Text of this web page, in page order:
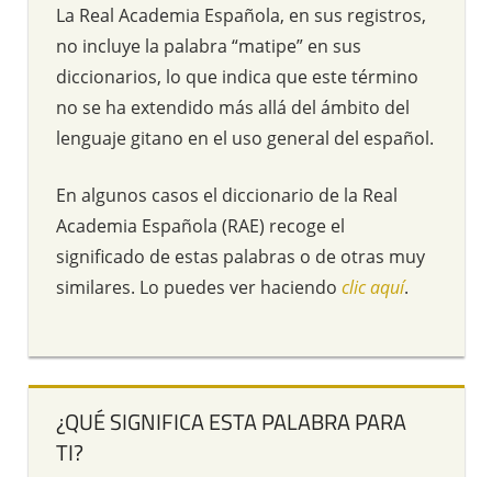
La Real Academia Española, en sus registros,
no incluye la palabra “matipe” en sus
diccionarios, lo que indica que este término
no se ha extendido más allá del ámbito del
lenguaje gitano en el uso general del español.
En algunos casos el diccionario de la Real
Academia Española (RAE) recoge el
significado de estas palabras o de otras muy
similares. Lo puedes ver haciendo clic aquí.
¿QUÉ SIGNIFICA ESTA PALABRA PARA
TI?